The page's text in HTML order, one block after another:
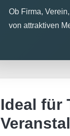
Ob Firma,
von attraktiven
Ideal für